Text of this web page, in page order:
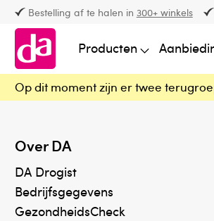
Bestelling af te halen in 300+ winkels
Producten
Op dit moment zijn er twee
Over DA
DA Drogist
Bedrijfsgegevens
GezondheidsCheck